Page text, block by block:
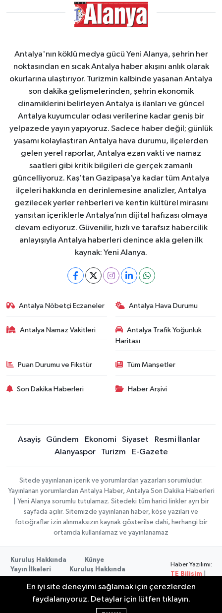
Antalya'nın köklü medya gücü Yeni Alanya, şehrin her
noktasından en sıcak Antalya haber akışını anlık olarak
okurlarına ulaştırıyor. Turizmin kalbinde yaşanan Antalya
son dakika gelişmelerinden, şehrin ekonomik
dinamiklerini belirleyen Antalya iş ilanları ve güncel
Antalya kuyumcular odası verilerine kadar geniş bir
yelpazede yayın yapıyoruz. Sadece haber değil; günlük
yaşamı kolaylaştıran Antalya hava durumu, ilçelerden
gelen yerel raporlar, Antalya ezan vakti ve namaz
saatleri gibi kritik bilgileri de gerçek zamanlı
güncelliyoruz. Kaş’tan Gazipaşa’ya kadar tüm Antalya
ilçeleri hakkında en derinlemesine analizler, Antalya
gezilecek yerler rehberleri ve kentin kültürel mirasını
yansıtan içeriklerle Antalya’nın dijital hafızası olmaya
devam ediyoruz. Güvenilir, hızlı ve tarafsız habercilik
anlayışıyla Antalya haberleri denince akla gelen ilk
kaynak: Yeni Alanya.
Antalya Nöbetçi Eczaneler Antalya Hava Durumu
Antalya Namaz Vakitleri
Antalya Trafik Yoğunluk
Haritası
Puan Durumu ve Fikstür Tüm Manşetler
Son Dakika Haberleri Haber Arşivi
Asayiş Gündem Ekonomi Siyaset
Resmi İlanlar
Alanyaspor
Turizm E-Gazete
Sitede yayınlanan içerik ve yorumlardan yazarları sorumludur.
Yayınlanan yorumlardan Antalya Haber, Antalya Son Dakika Haberleri
| Yeni Alanya sorumlu tutulamaz. Sitedeki tüm harici linkler ayrı bir
sayfada açılır. Sitemizde yayınlanan haber, köşe yazıları ve
fotoğraflar izin alınmaksızın kaynak gösterilse dahi, herhangi bir
ortamda kullanılamaz ve yayınlanamaz
Kuruluş Hakkında
Künye
Yayın İlkeleri
Kuruluş Hakkında
Kullanım Şartları
Haber Yazılımı:
TE Bilişim
Copyright ©
En iyi site deneyimi sağlamak için çerezlerden
faydalanıyoruz. Detaylar için lütfen tıklayın.